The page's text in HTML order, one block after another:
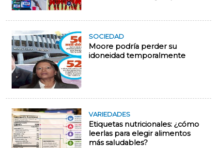
SOCIEDAD
Moore podría perder su
idoneidad temporalmente
VARIEDADES
Etiquetas nutricionales: ¿cómo
leerlas para elegir alimentos
más saludables?